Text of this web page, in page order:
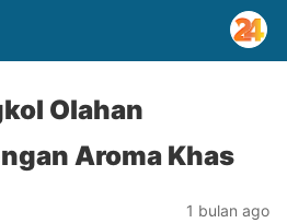
Olahan
Aroma Khas
1 bulan ago